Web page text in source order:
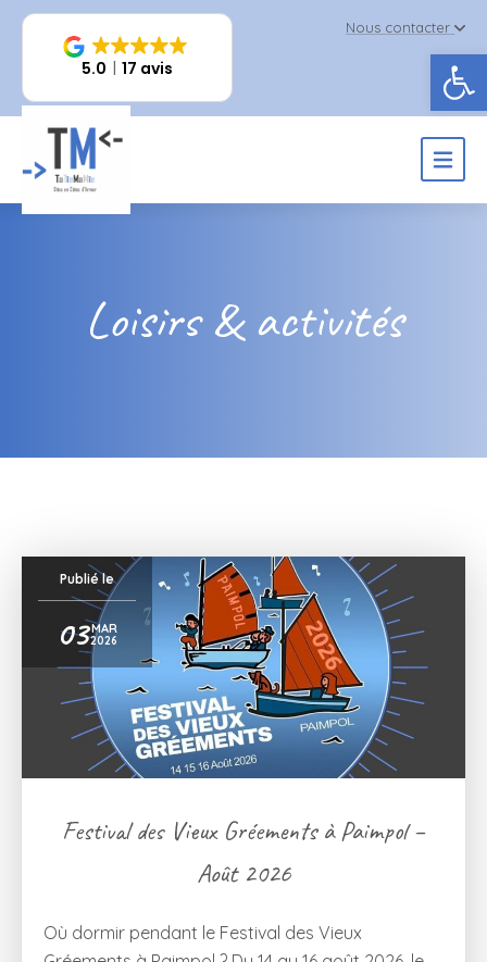
5.0 17 avis
Nous contacter
Loisirs & activités
Publié le
03 MAR
2026
Festival des Vieux Gréements à Paimpol –
Août 2026
Où dormir pendant le Festival des Vieux